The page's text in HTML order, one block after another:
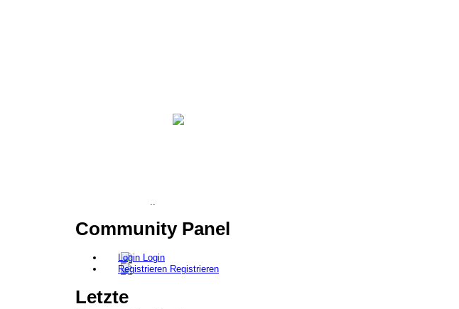
..
Community Panel
Login
Registrieren
Letzte